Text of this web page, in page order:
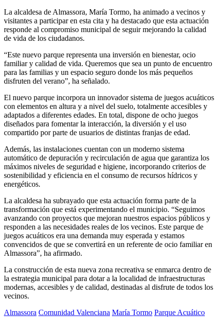
La alcaldesa de Almassora, María Tormo, ha animado a vecinos y
visitantes a participar en esta cita y ha destacado que esta actuación
responde al compromiso municipal de seguir mejorando la calidad
de vida de los ciudadanos.
“Este nuevo parque representa una inversión en bienestar, ocio
familiar y calidad de vida. Queremos que sea un punto de encuentro
para las familias y un espacio seguro donde los más pequeños
disfruten del verano”, ha señalado.
El nuevo parque incorpora un innovador sistema de juegos acuáticos
con elementos en altura y a nivel del suelo, totalmente accesibles y
adaptados a diferentes edades. En total, dispone de ocho juegos
diseñados para fomentar la interacción, la diversión y el uso
compartido por parte de usuarios de distintas franjas de edad.
Además, las instalaciones cuentan con un moderno sistema
automático de depuración y recirculación de agua que garantiza los
máximos niveles de seguridad e higiene, incorporando criterios de
sostenibilidad y eficiencia en el consumo de recursos hídricos y
energéticos.
La alcaldesa ha subrayado que esta actuación forma parte de la
transformación que está experimentando el municipio. “Seguimos
avanzando con proyectos que mejoran nuestros espacios públicos y
responden a las necesidades reales de los vecinos. Este parque de
juegos acuáticos era una demanda muy esperada y estamos
convencidos de que se convertirá en un referente de ocio familiar en
Almassora”, ha afirmado.
La construcción de esta nueva zona recreativa se enmarca dentro de
la estrategia municipal para dotar a la localidad de infraestructuras
modernas, accesibles y de calidad, destinadas al disfrute de todos los
vecinos.
Almassora Comunidad Valenciana María Tormo Parque Acuático